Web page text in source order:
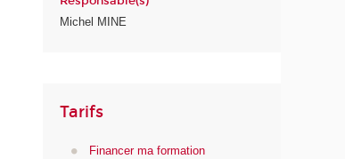
Michel MINE
Tarifs
Financer ma formation